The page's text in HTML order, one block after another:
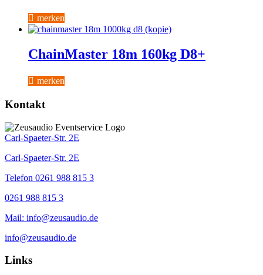
merken
ChainMaster 18m 160kg D8+
merken
Kontakt
Carl-Spaeter-Str. 2E
Carl-Spaeter-Str. 2E
Telefon 0261 988 815 3
0261 988 815 3
Mail: info@zeusaudio.de
info@zeusaudio.de
Links